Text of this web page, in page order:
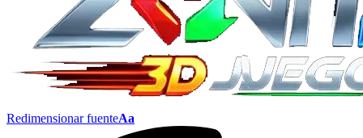
Redimensionar fuenteAa